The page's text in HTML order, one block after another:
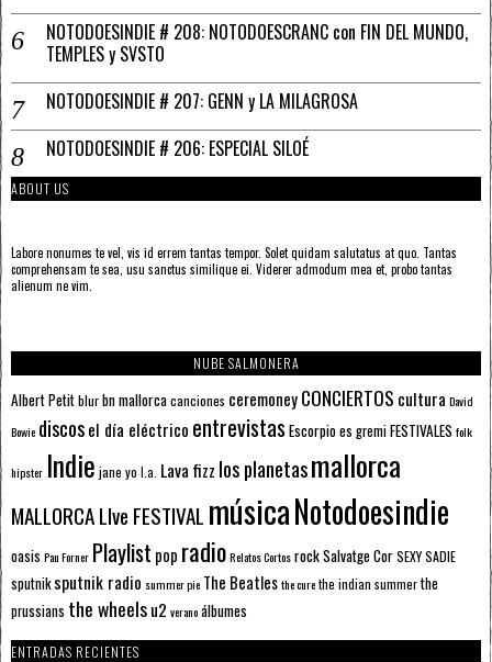
NOTODOESINDIE # 208: NOTODOESCRANC con FIN DEL MUNDO,
TEMPLES y SVSTO
NOTODOESINDIE # 207: GENN y LA MILAGROSA
NOTODOESINDIE # 206: ESPECIAL SILOÉ
ABOUT US
Labore nonumes te vel, vis id errem tantas tempor. Solet quidam salutatus at quo. Tantas
comprehensam te sea, usu sanctus similique ei. Viderer admodum mea et, probo tantas
alienum ne vim.
NUBE SALMONERA
Albert Petitblurbn mallorcacanciones ceremoneyCONCIERTOS cultura David
Bowie discosel día eléctrico entrevistas Escorpioes gremiFESTIVALES folk
hipster Indie jane yo l.a. Lava fizz los planetasmallorca
MALLORCA LIve FESTIVAL músicaNotodoesindie
oasis Pau Forner Playlist pop radioRelatos CortosrockSalvatge CorSEXY SADIE
sputnik sputnik radio summer pie The Beatlesthe curethe indian summerthe
prussians the wheelsu2 veranoálbumes
ENTRADAS RECIENTES